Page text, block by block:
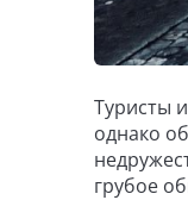
Туристы
однако
грубое